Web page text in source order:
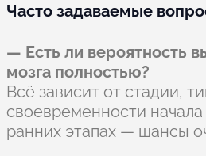
Часто задаваемые
— Есть ли вероятность
мозга полностью?
Всё зависит от стадии,
своевременности
ранних этапах — шансы